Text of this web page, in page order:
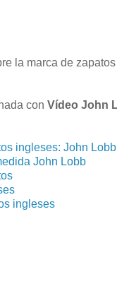
la marca de
con Vídeo John
ingleses: John Lobb
John Lobb
ingleses